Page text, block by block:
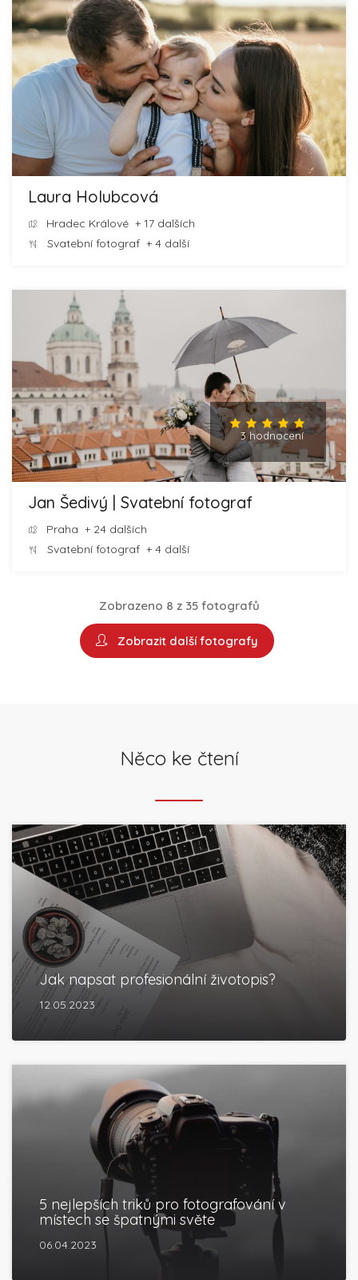
Laura Holubcová
Hradec Králové + 17 dalších
Svatební fotograf + 4 další
3 hodnocení
Jan Šedivý | Svatební fotograf
Praha + 24 dalších
Svatební fotograf + 4 další
Zobrazeno 8 z 35 fotografů
Zobrazit další fotografy
Něco ke čtení
Jak napsat profesionální životopis?
12.05.2023
5 nejlepších triků pro fotografování v
místech se špatnými světe
06.04.2023